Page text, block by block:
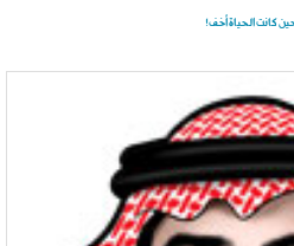
كانت الحياة أخف!